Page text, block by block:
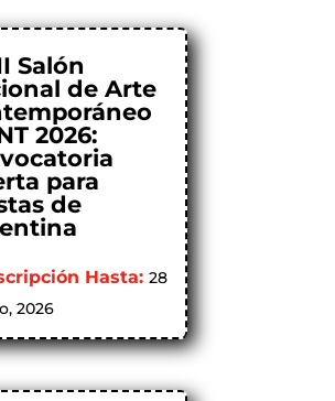
Salón
de Arte
2026:
para
de
Hasta:28
2026